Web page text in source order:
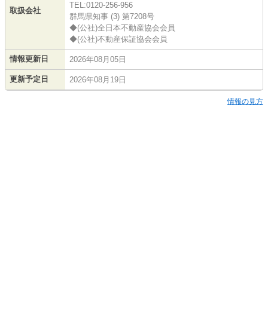
取扱会社
TEL:0120-256-956
群馬県知事 (3) 第7208号
◆(公社)全日本不動産協会会員
◆(公社)不動産保証協会会員
情報更新日 2026年08月05日
更新予定日 2026年08月19日
情報の見方